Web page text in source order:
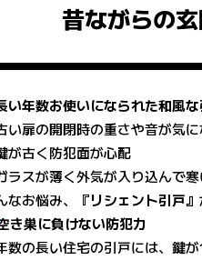
昔ながらの
い年数お使いになられた和風
い扉の開閉時の重さや音が気に
が古く防犯面が心配
ラスが薄く外気が入り込んで寒
なお悩み、『リシェント引戸』
き巣に負けない防犯力
数の長い住宅の引戸には、鍵